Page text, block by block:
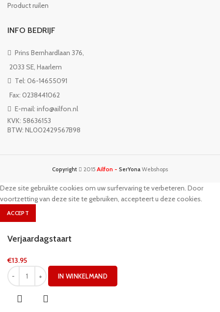
Product ruilen
INFO BEDRIJF
Prins Bernhardlaan 376,
2033 SE, Haarlem
Tel: 06-14655091
Fax: 0238441062
E-mail: info@ailfon.nl
KVK: 58636153
BTW: NL002429567B98
Copyright 2015 Ailfon - SerYona Webshops
Deze site gebruikte cookies om uw surfervaring te verbeteren. Door
voortzetting van deze site te gebruiken, accepteert u deze cookies.
ACCEPT
Verjaardagstaart
€13.95
IN WINKELMAND